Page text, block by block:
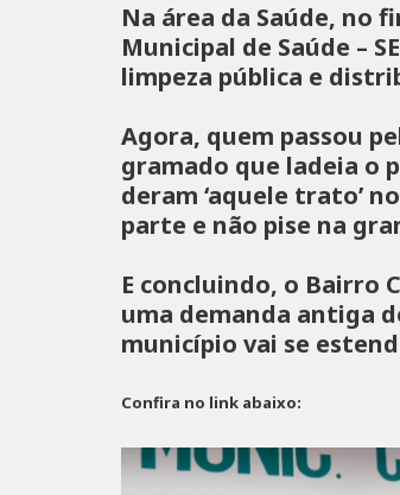
Na área da Saúde, no
Municipal de Saúde –
limpeza pública e
Agora, quem passou
gramado que ladeia o
deram ‘aquele trato’
parte e não pise na
E concluindo, o Bairro
uma demanda antiga
município vai se
Confira no link abaixo: